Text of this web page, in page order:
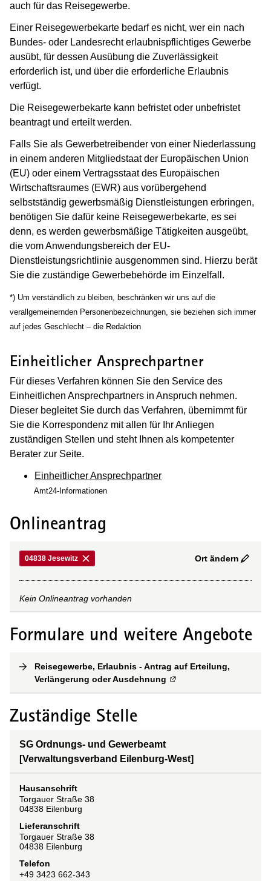
auch für das Reisegewerbe.
Einer Reisegewerbekarte bedarf es nicht, wer ein nach
Bundes- oder Landesrecht erlaubnispflichtiges Gewerbe
ausübt, für dessen Ausübung die Zuverlässigkeit
erforderlich ist, und über die erforderliche Erlaubnis
verfügt.
Die Reisegewerbekarte kann befristet oder unbefristet
beantragt und erteilt werden.
Falls Sie als Gewerbetreibender von einer Niederlassung
in einem anderen Mitgliedstaat der Europäischen Union
(EU) oder einem Vertragsstaat des Europäischen
Wirtschaftsraumes (EWR) aus vorübergehend
selbstständig gewerbsmäßig Dienstleistungen erbringen,
benötigen Sie dafür keine Reisegewerbekarte, es sei
denn, es werden gewerbsmäßige Tätigkeiten ausgeübt,
die vom Anwendungsbereich der EU-
Dienstleistungsrichtlinie ausgenommen sind. Hierzu berät
Sie die zuständige Gewerbebehörde im Einzelfall.
*) Um verständlich zu bleiben, beschränken wir uns auf die
verallgemeinernden Personenbezeichnungen, sie beziehen sich immer
auf jedes Geschlecht – die Redaktion
Einheitlicher Ansprechpartner
Für dieses Verfahren können Sie den Service des
Einheitlichen Ansprechpartners in Anspruch nehmen.
Dieser begleitet Sie durch das Verfahren, übernimmt für
Sie die Korrespondenz mit allen für Ihr Anliegen
zuständigen Stellen und steht Ihnen als kompetenter
Berater zur Seite.
Einheitlicher Ansprechpartner
Amt24-Informationen
Onlineantrag
04838 Jesewitz Ort ändern
Kein Onlineantrag vorhanden
Formulare und weitere Angebote
Reisegewerbe, Erlaubnis - Antrag auf Erteilung,
Verlängerung oder Ausdehnung Externe Verlinkung
Zuständige Stelle
SG Ordnungs- und Gewerbeamt
[Verwaltungsverband Eilenburg-West]
Hausanschrift
Torgauer Straße 38
04838 Eilenburg
Lieferanschrift
Torgauer Straße 38
04838 Eilenburg
Telefon
+49 3423 662-343